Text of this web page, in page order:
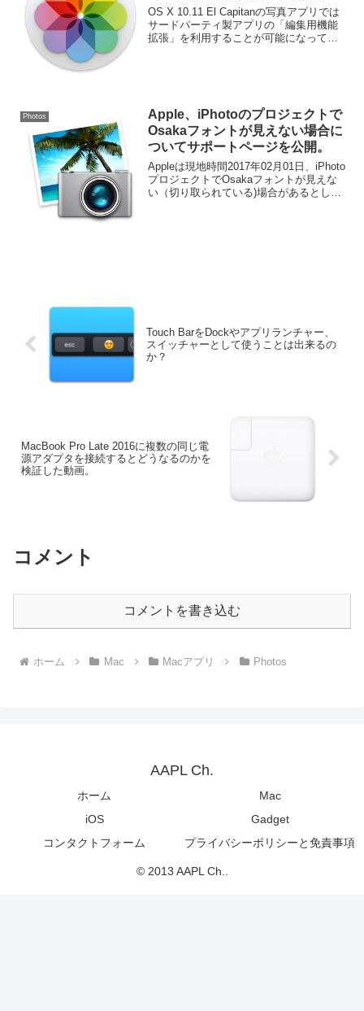
ことが可能に。
OS X 10.11 El Capitanの写真アプリでは
サードパーティ製アプリの「編集用機能
拡張」を利用することが可能になってい
Photos
Apple、iPhotoのプロジェクトで
Osakaフォントが見えない場合に
ついてサポートページを公開。
Appleは現地時間2017年02月01日、iPhoto
プロジェクトでOsakaフォントが見えな
い（切り取られている)場合があるとして
Touch BarをDockやアプリランチャー、
スイッチャーとして使うことは出来るの
か？
MacBook Pro Late 2016に複数の同じ電
源アダプタを接続するとどうなるのかを
検証した動画。
コメント
コメントを書き込む
ホーム Mac Macアプリ Photos
AAPL Ch.
ホーム
Mac
iOS
Gadget
コンタクトフォーム
プライバシーポリシーと免責事項
© 2013 AAPL Ch..